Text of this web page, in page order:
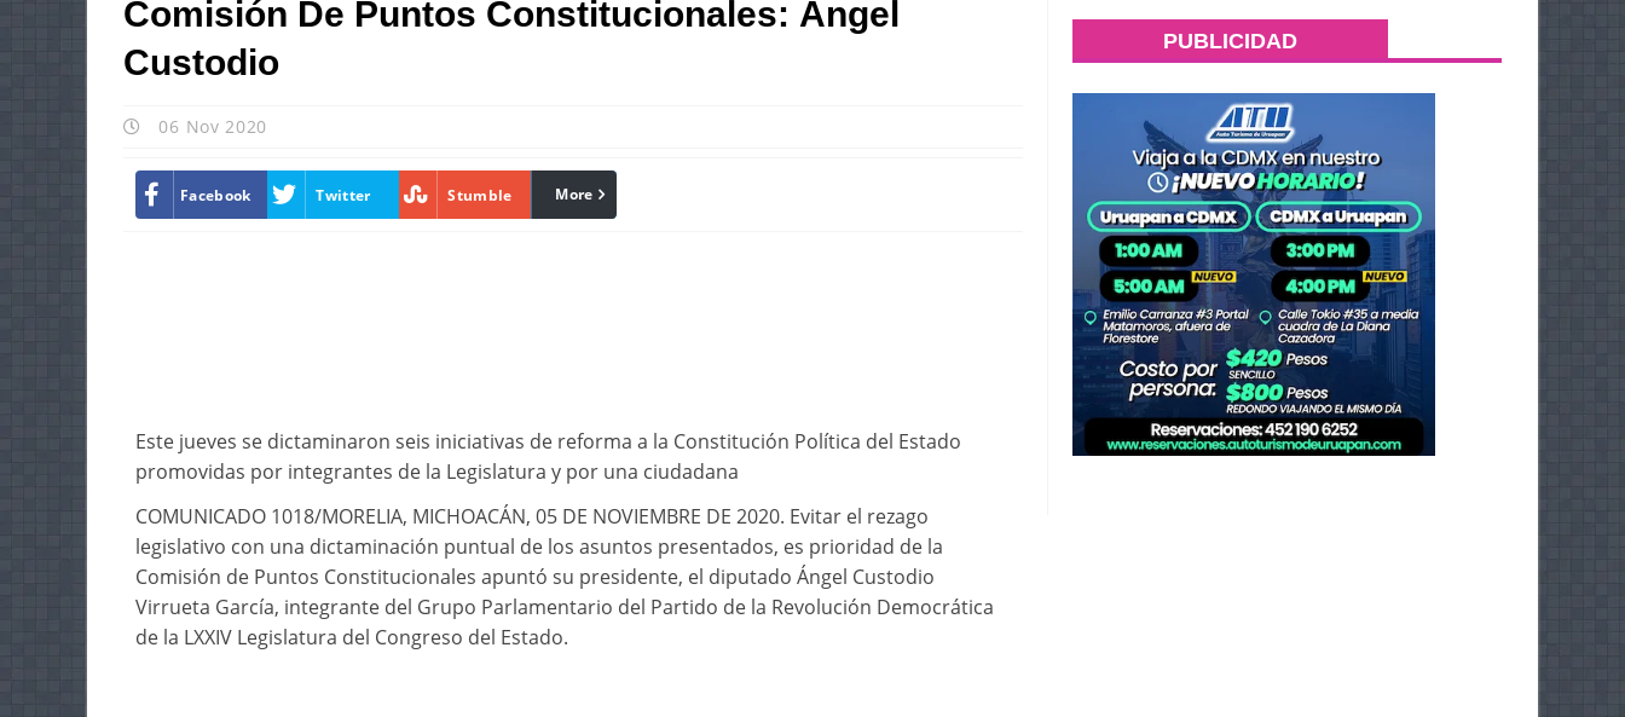
Comisión De Puntos Constitucionales: Ángel
Custodio
06 Nov 2020
Facebook Twitter Stumble linkedin
More
Este jueves se dictaminaron seis iniciativas de reforma a la Constitución Política del Estado
promovidas por integrantes de la Legislatura y por una ciudadana
COMUNICADO 1018/MORELIA, MICHOACÁN, 05 DE NOVIEMBRE DE 2020. Evitar el rezago
legislativo con una dictaminación puntual de los asuntos presentados, es prioridad de la
Comisión de Puntos Constitucionales apuntó su presidente, el diputado Ángel Custodio
Virrueta García, integrante del Grupo Parlamentario del Partido de la Revolución Democrática
de la LXXIV Legislatura del Congreso del Estado.
PUBLICIDAD